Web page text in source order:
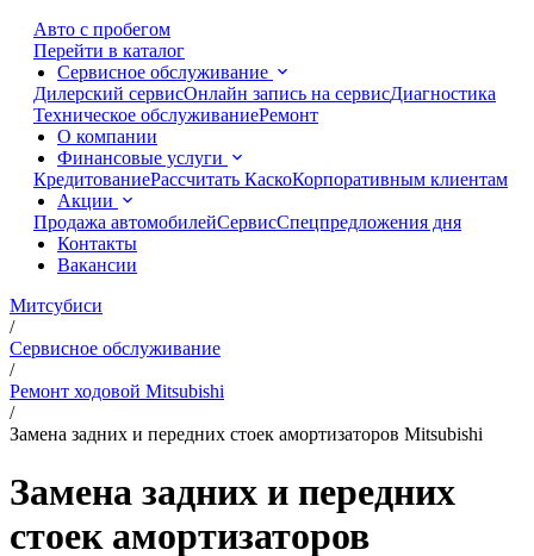
Авто с пробегом
Перейти в каталог
Сервисное обслуживание
Дилерский сервисОнлайн запись на сервисДиагностика
Техническое обслуживаниеРемонт
О компании
Финансовые услуги
КредитованиеРассчитать КаскоКорпоративным клиентам
Акции
Продажа автомобилейСервисСпецпредложения дня
Контакты
Вакансии
Митсубиси
/
Сервисное обслуживание
/
Ремонт ходовой Mitsubishi
/
Замена задних и передних стоек амортизаторов Mitsubishi
Замена задних и передних
стоек амортизаторов